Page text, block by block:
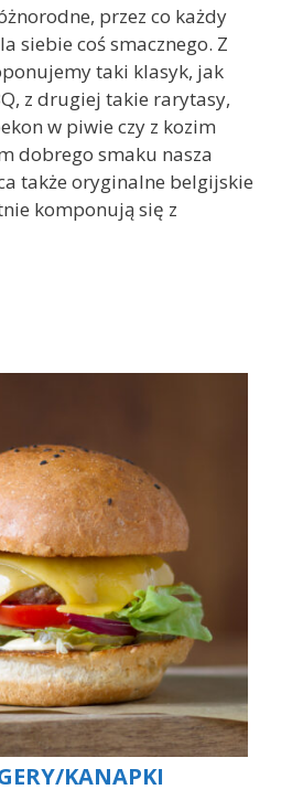
przez co każdy
siebie coś smacznego. Z
taki klasyk, jak
z drugiej takie rarytasy,
w piwie czy z kozim
dobrego smaku nasza
także oryginalne belgijskie
komponują się z
KANAPKI